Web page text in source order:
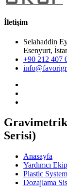
İletişim
Selahaddin
Esenyurt,
+90 212 407
Serisi)
Anasayfa
Yardımcı
Plastic
Dozajlama